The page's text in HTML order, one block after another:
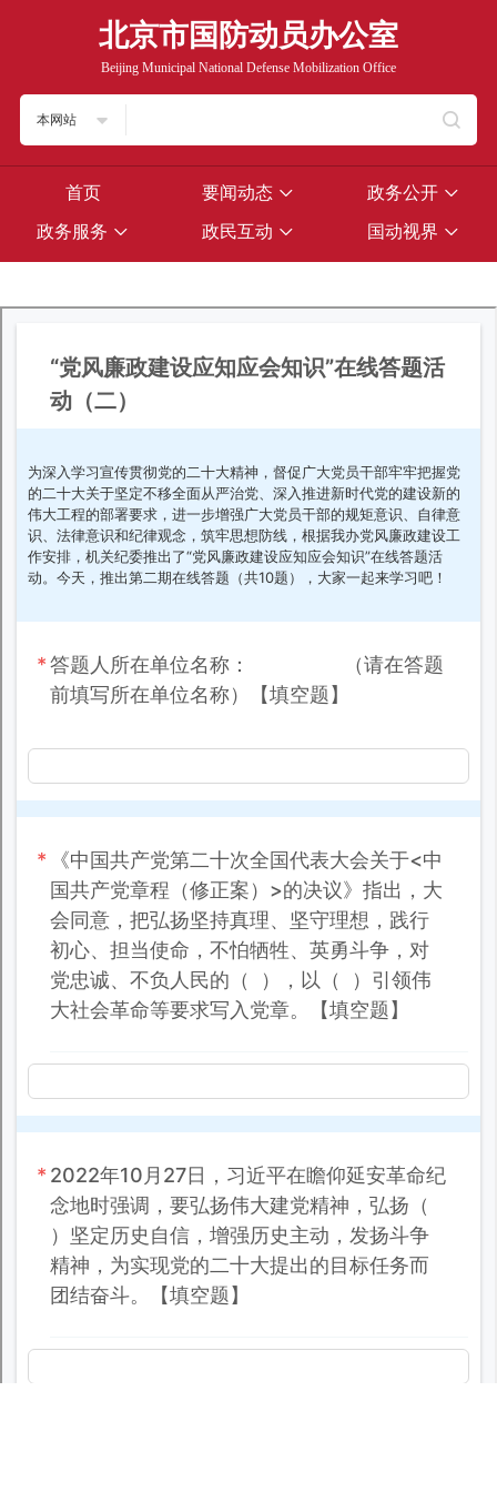
北京市国防动员办公室
Beijing Municipal National Defense Mobilization Office
本网站
首页 要闻动态 政务公开
政务服务 政民互动 国动视界